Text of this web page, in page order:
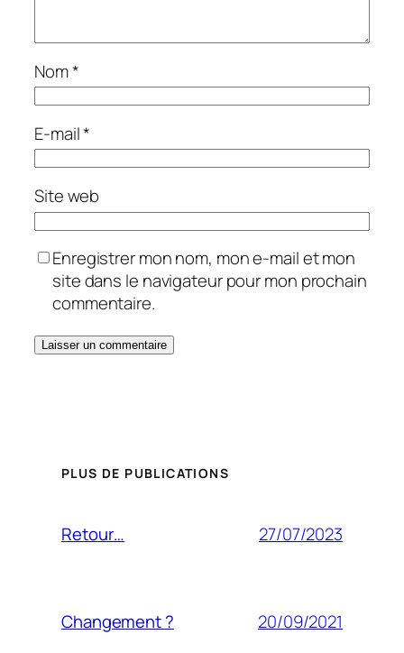
Nom*
E-mail*
Site web
Enregistrer mon nom, mon e-mail et mon
site dans le navigateur pour mon prochain
commentaire.
PLUS DE PUBLICATIONS
Retour… 27/07/2023
Changement ? 20/09/2021